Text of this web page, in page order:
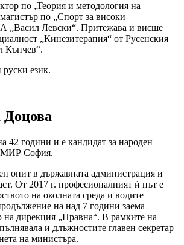
по „Теория и методология на
по „Спорт за високи
„Васил Левски“. Притежава и висше
„Кинезитерапия“ от Русенския
Кънчев“.
език.
42 години и е кандидат за народен
МИР София.
опит в държавната администрация и
От 2017 г. професионалният ѝ път е
на околната среда и водите
на над 7 години заема
на дирекция „Правна“. В рамките на
и длъжностите главен секретар
на министъра.